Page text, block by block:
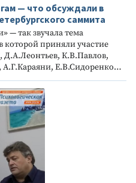
— что обсуждали в
саммита
— так звучала тема
которой приняли участие
Д.А.Леонтьев, К.В.Павлов,
Е.В.Сидоренко…